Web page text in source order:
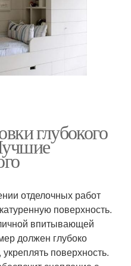
глубокого
отделочных работ
поверхность.
впитывающей
должен глубоко
поверхность.